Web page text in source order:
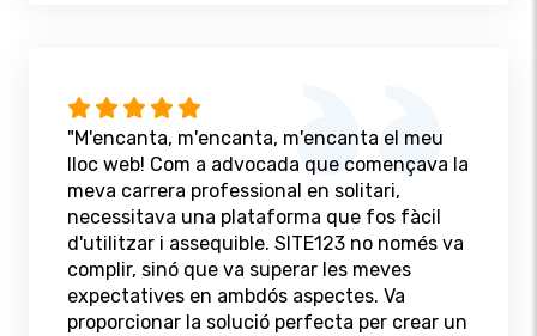
"M'encanta, m'encanta, m'encanta el meu
lloc web! Com a advocada que començava la
meva carrera professional en solitari,
necessitava una plataforma que fos fàcil
d'utilitzar i assequible. SITE123 no només va
complir, sinó que va superar les meves
expectatives en ambdós aspectes. Va
proporcionar la solució perfecta per crear un